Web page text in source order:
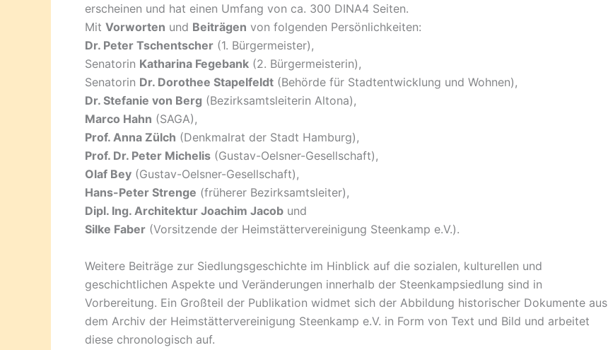
erscheinen und hat einen Umfang von ca. 300 DINA4 Seiten.
Mit Vorworten und Beiträgen von folgenden Persönlichkeiten:
Dr. Peter Tschentscher (1. Bürgermeister),
Senatorin Katharina Fegebank (2. Bürgermeisterin),
Senatorin Dr. Dorothee Stapelfeldt (Behörde für Stadtentwicklung und Wohnen),
Dr. Stefanie von Berg (Bezirksamtsleiterin Altona),
Marco Hahn (SAGA),
Prof. Anna Zülch (Denkmalrat der Stadt Hamburg),
Prof. Dr. Peter Michelis (Gustav-Oelsner-Gesellschaft),
Olaf Bey (Gustav-Oelsner-Gesellschaft),
Hans-Peter Strenge (früherer Bezirksamtsleiter),
Dipl. Ing. Architektur Joachim Jacob und
Silke Faber (Vorsitzende der Heimstättervereinigung Steenkamp e.V.).
Weitere Beiträge zur Siedlungsgeschichte im Hinblick auf die sozialen, kulturellen und
geschichtlichen Aspekte und Veränderungen innerhalb der Steenkampsiedlung sind in
Vorbereitung. Ein Großteil der Publikation widmet sich der Abbildung historischer Dokumente aus
dem Archiv der Heimstättervereinigung Steenkamp e.V. in Form von Text und Bild und arbeitet
diese chronologisch auf.